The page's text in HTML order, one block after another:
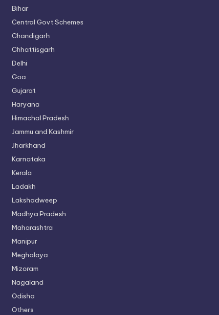
Bihar
Central Govt Schemes
Chandigarh
Chhattisgarh
Delhi
Goa
Gujarat
Haryana
Himachal Pradesh
Jammu and Kashmir
Jharkhand
Karnataka
Kerala
Ladakh
Lakshadweep
Madhya Pradesh
Maharashtra
Manipur
Meghalaya
Mizoram
Nagaland
Odisha
Others